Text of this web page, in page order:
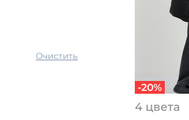
Очистить
-20%
4 цвета